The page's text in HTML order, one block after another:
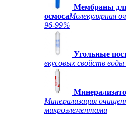
Мембраны
осмосаМолекулярная
96-99%
Угольные
вкусовых свойств
Минерализация
микроэлементами